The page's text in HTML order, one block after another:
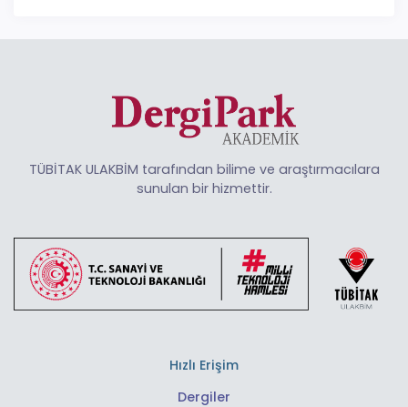
TÜBİTAK ULAKBİM tarafından bilime ve araştırmacılara
sunulan bir hizmettir.
Hızlı Erişim
Dergiler